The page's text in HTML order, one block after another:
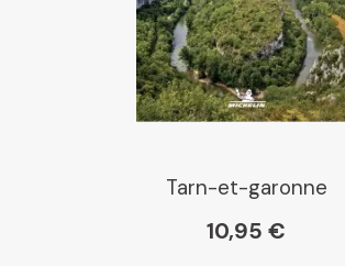
E Leclerc
Tarn-et-garonne
10,95 €